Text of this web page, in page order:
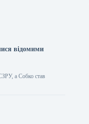
відомими
а Собко став